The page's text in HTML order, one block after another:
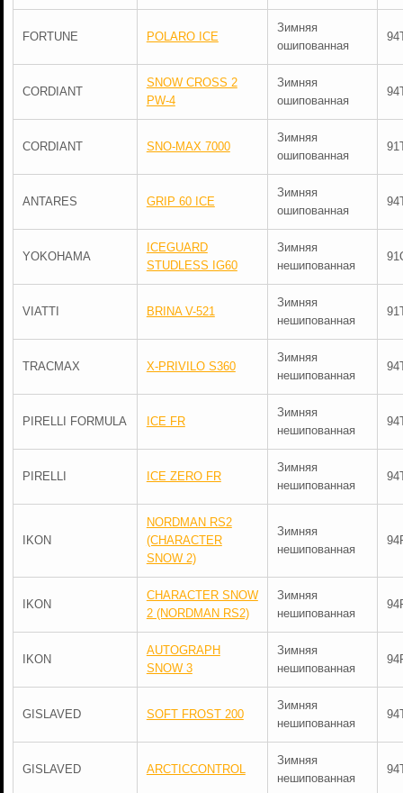
FORTUNE POLARO ICE
Зимняя
ошипованная
CORDIANT
SNOW CROSS 2
PW-4
Зимняя
ошипованная
CORDIANT SNO-MAX 7000
Зимняя
ошипованная
ANTARES GRIP 60 ICE
Зимняя
ошипованная
YOKOHAMA
ICEGUARD
STUDLESS IG60
Зимняя
нешипованная
VIATTI BRINA V-521
Зимняя
нешипованная
TRACMAX X-PRIVILO S360
Зимняя
нешипованная
PIRELLI FORMULA ICE FR
Зимняя
нешипованная
PIRELLI ICE ZERO FR
Зимняя
нешипованная
IKON
NORDMAN RS2
(CHARACTER
SNOW 2)
Зимняя
нешипованная
IKON
CHARACTER SNOW
2 (NORDMAN RS2)
Зимняя
нешипованная
IKON
AUTOGRAPH
SNOW 3
Зимняя
нешипованная
GISLAVED SOFT FROST 200
Зимняя
нешипованная
GISLAVED ARCTICCONTROL
Зимняя
нешипованная